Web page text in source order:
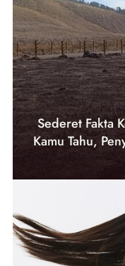
Sederet Fakta
Kamu Tahu,